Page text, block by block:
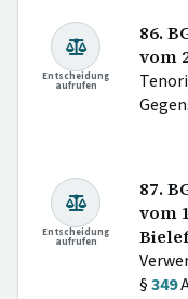
Entscheidung
aufrufen
86.
vom
Entscheidung
aufrufen
87.
vom
§349